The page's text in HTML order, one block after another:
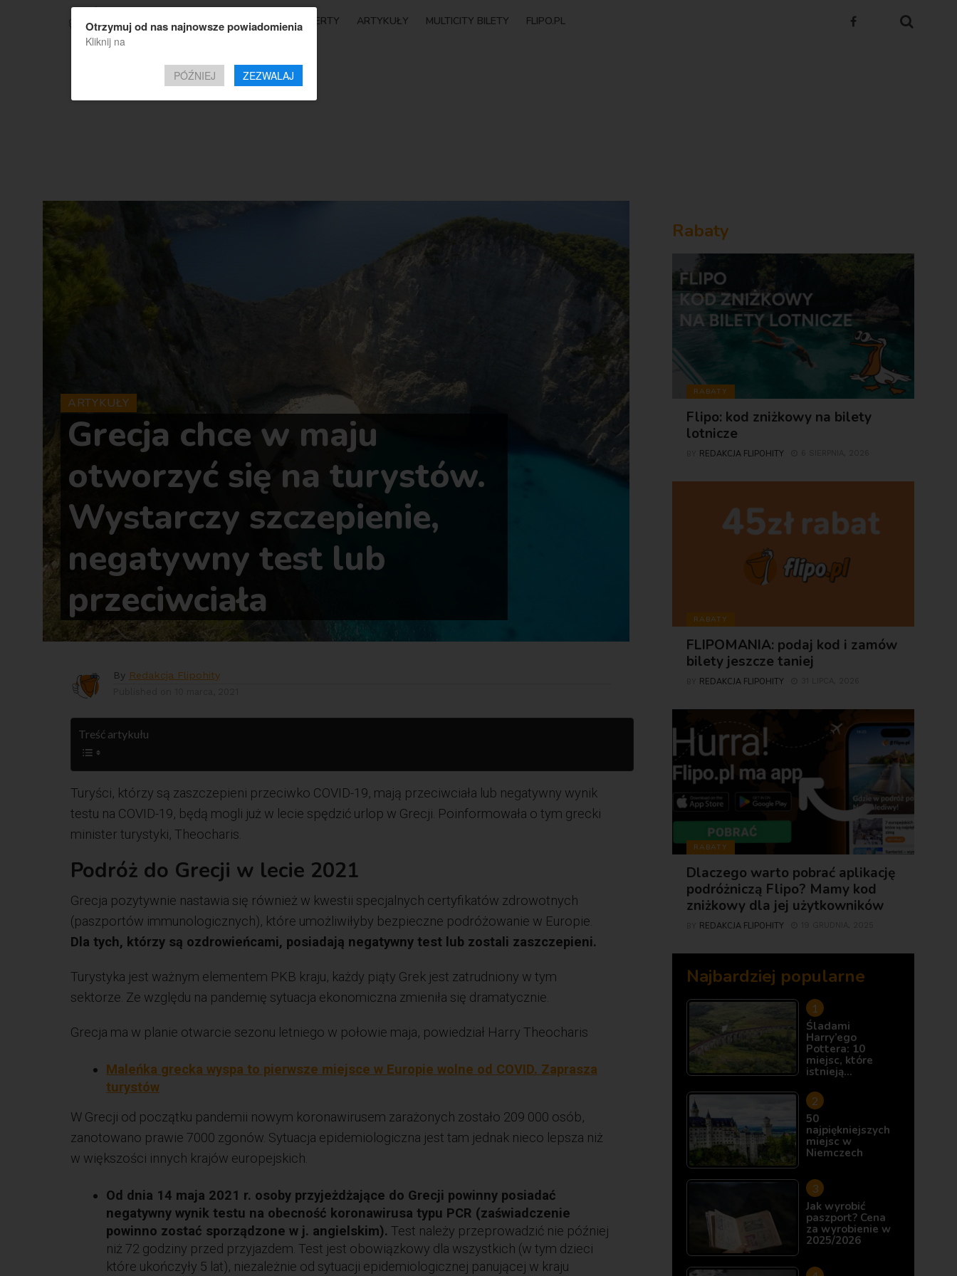
TOP OFERTY ARTYKUŁY MULTICITY BILETY FLIPO.PL
ARTYKUŁY
Grecja chce w maju
otworzyć się na turystów.
Wystarczy szczepienie,
negatywny test lub
przeciwciała
By Redakcja Flipohity
Treść artykułu
Turyści, którzy są zaszczepieni przeciwko COVID-19, mają przeciwciała lub negatywny wynik
testu na COVID-19, będą mogli już w lecie spędzić urlop w Grecji. Poinformowała o tym grecki
minister turystyki, Theocharis.
Podróż do Grecji w lecie 2021
Grecja pozytywnie nastawia się również w kwestii specjalnych certyfikatów zdrowotnych
(paszportów immunologicznych), które umożliwiłyby bezpieczne podróżowanie w Europie.
Dla tych, którzy są ozdrowieńcami, posiadają negatywny test lub zostali zaszczepieni.
Turystyka jest ważnym elementem PKB kraju, każdy piąty Grek jest zatrudniony w tym
sektorze. Ze względu na pandemię sytuacja ekonomiczna zmieniła się dramatycznie.
Grecja ma w planie otwarcie sezonu letniego w połowie maja, powiedział Harry Theocharis
Maleńka grecka wyspa to pierwsze miejsce w Europie wolne od COVID. Zaprasza
turystów
W Grecji od początku pandemii nowym koronawirusem zarażonych zostało 209 000 osób,
zanotowano prawie 7000 zgonów. Sytuacja epidemiologiczna jest tam jednak nieco lepsza niż
w większości innych krajów europejskich.
Od dnia 14 maja 2021 r. osoby przyjeżdżające do Grecji powinny posiadać
negatywny wynik testu na obecność koronawirusa typu PCR (zaświadczenie
powinno zostać sporządzone w j. angielskim). Test należy przeprowadzić nie później
niż 72 godziny przed przyjazdem. Test jest obowiązkowy dla wszystkich (w tym dzieci
które ukończyły 5 lat), niezależnie od sytuacji epidemiologicznej panującej w kraju
Rabaty
RABATY
Flipo: kod zniżkowy na bilety
lotnicze
REDAKCJA FLIPOHITY
RABATY
FLIPOMANIA: podaj kod i zamów
bilety jeszcze taniej
REDAKCJA FLIPOHITY
RABATY
Dlaczego warto pobrać aplikację
podróżniczą Flipo? Mamy kod
zniżkowy dla jej użytkowników
REDAKCJA FLIPOHITY
Najbardziej popularne
Śladami
Harry’ego
Pottera: 10
miejsc, które
istnieją…
50
najpiękniejszych
miejsc w
Niemczech
Jak wyrobić
paszport? Cena
za wyrobienie w
2025/2026
Otrzymuj od nas najnowsze powiadomienia
Kliknij na
PÓŹNIEJ ZEZWALAJ